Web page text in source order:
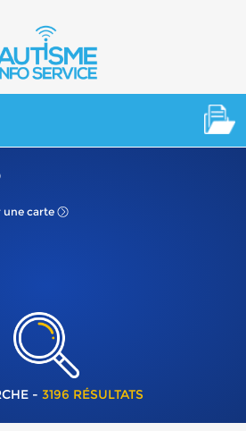
une carte
- 3196 RÉSULTATS